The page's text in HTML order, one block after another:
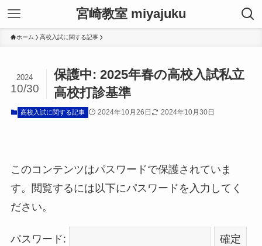
宮崎教室 miyajuku
ホーム 高校入試に関する記事
保護中: 2025年春の高校入試私立
高校打診基準
2024
10/30
高校入試に関する記事 2024年10月26日 2024年10月30日
このコンテンツはパスワードで保護されていま
す。閲覧するには以下にパスワードを入力してく
ださい。
パスワード: